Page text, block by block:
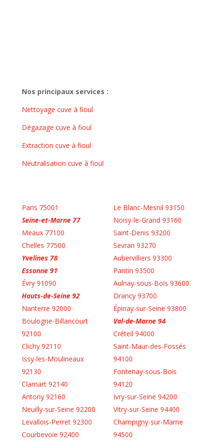
Nos principaux services :
Nettoyage cuve à fioul
Dégazage cuve à fioul
Extraction cuve à fioul
Neutralisation cuve à fioul
Paris 75001
Seine-et-Marne 77
Meaux 77100
Chelles 77500
Yvelines 78
Essonne 91
Évry 91090
Hauts-de-Seine 92
Nanterre 92000
Boulogne-Billancourt
92100
Clichy 92110
Issy-les-Moulineaux
92130
Clamart 92140
Antony 92160
Neuilly-sur-Seine 92200
Levallois-Perret 92300
Courbevoie 92400
Le Blanc-Mesnil 93150
Noisy-le-Grand 93160
Saint-Denis 93200
Sevran 93270
Aubervilliers 93300
Pantin 93500
Aulnay-sous-Bois 93600
Drancy 93700
Épinay-sur-Seine 93800
Val-de-Marne 94
Créteil 94000
Saint-Maur-des-Fossés
94100
Fontenay-sous-Bois
94120
Ivry-sur-Seine 94200
Vitry-sur-Seine 94400
Champigny-sur-Marne
94500